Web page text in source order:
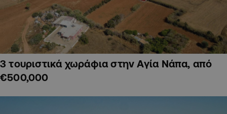
3 τουριστικά χωράφια στην Αγία Νάπα, από
€500,000